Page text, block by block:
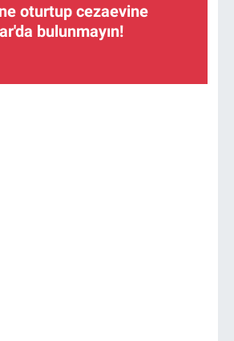
oturtup cezaevine
bulunmayın!